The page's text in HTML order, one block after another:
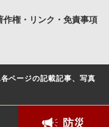
防災
作権・リンク・免責事項
各ページの記載記事、写真